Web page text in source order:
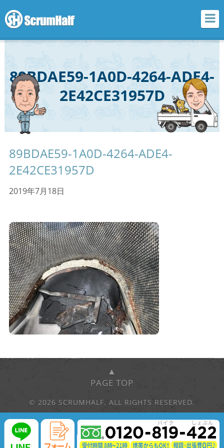
89BDAE59-1A0D-4264-ADE4-
2E42CE31957D
89BDAE59-1A0D-4264-ADE4-
2E42CE31957D
2019年7月18日
▲
PAGE TOP
© 2026 SCRUMHALF. ALL RIGHTS RESERVED.